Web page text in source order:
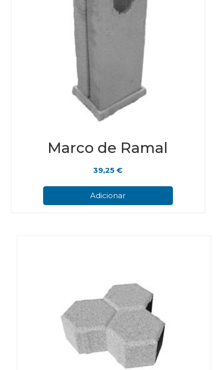
Marco de Ramal
39,25€
Adicionar